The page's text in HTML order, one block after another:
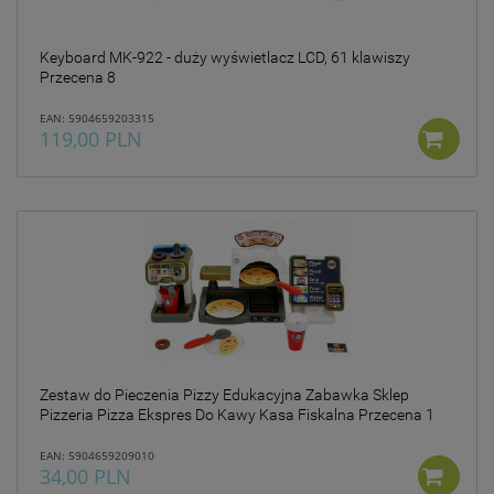
Keyboard MK-922 - duży wyświetlacz LCD, 61 klawiszy
Przecena 8
EAN: 5904659203315
119,00 PLN
Zestaw do Pieczenia Pizzy Edukacyjna Zabawka Sklep
Pizzeria Pizza Ekspres Do Kawy Kasa Fiskalna Przecena 1
EAN: 5904659209010
34,00 PLN
95/46/WE – czyli tzw. RODO.
Informujemy też, że w
mogą zostać zamieszczone
naszych serwisów w
urządzeniu końcowym
Użytkownika mogą zostać
umieszczone pliki Cookies w
celu umożliwienia Ci
skorzystania ze
funkcjonalności (np.
Facebook, LinkedIn,
YouTube). Każdy z
dostawców określa zasady